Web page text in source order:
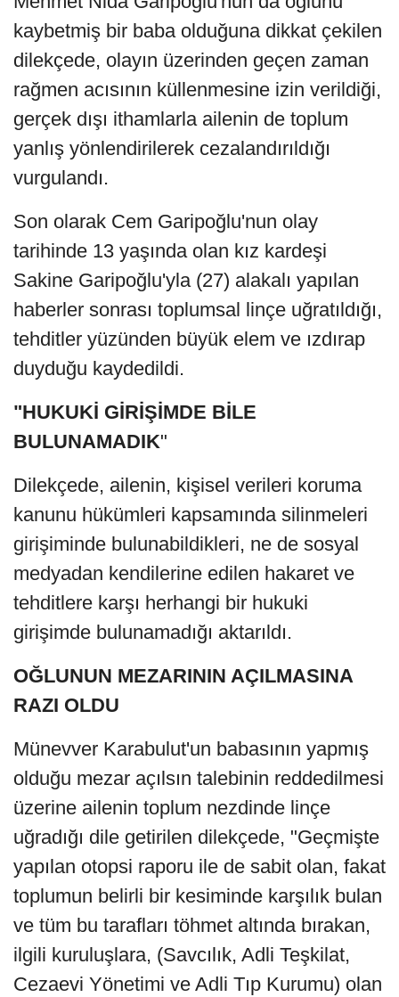
kaybetmiş bir baba olduğuna dikkat çekilen
dilekçede, olayın üzerinden geçen zaman
rağmen acısının küllenmesine izin verildiği,
gerçek dışı ithamlarla ailenin de toplum
yanlış yönlendirilerek cezalandırıldığı
vurgulandı.
Son olarak Cem Garipoğlu'nun olay
tarihinde 13 yaşında olan kız kardeşi
Sakine Garipoğlu'yla (27) alakalı yapılan
haberler sonrası toplumsal linçe uğratıldığı,
tehditler yüzünden büyük elem ve ızdırap
duyduğu kaydedildi.
"HUKUKİ GİRİŞİMDE BİLE
BULUNAMADIK"
Dilekçede, ailenin, kişisel verileri koruma
kanunu hükümleri kapsamında silinmeleri
girişiminde bulunabildikleri, ne de sosyal
medyadan kendilerine edilen hakaret ve
tehditlere karşı herhangi bir hukuki
girişimde bulunamadığı aktarıldı.
OĞLUNUN MEZARININ AÇILMASINA
RAZI OLDU
Münevver Karabulut'un babasının yapmış
olduğu mezar açılsın talebinin reddedilmesi
üzerine ailenin toplum nezdinde linçe
uğradığı dile getirilen dilekçede, "Geçmişte
yapılan otopsi raporu ile de sabit olan, fakat
toplumun belirli bir kesiminde karşılık bulan
ve tüm bu tarafları töhmet altında bırakan,
ilgili kuruluşlara, (Savcılık, Adli Teşkilat,
Cezaevi Yönetimi ve Adli Tıp Kurumu) olan